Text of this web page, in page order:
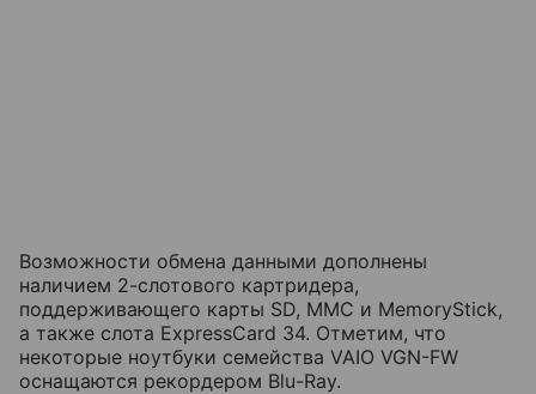
Возможности обмена данными дополнены
наличием 2-слотового картридера,
поддерживающего карты SD, MMC и MemoryStick,
а также слота ExpressCard 34. Отметим, что
некоторые ноутбуки семейства VAIO VGN-FW
оснащаются рекордером Blu-Ray.